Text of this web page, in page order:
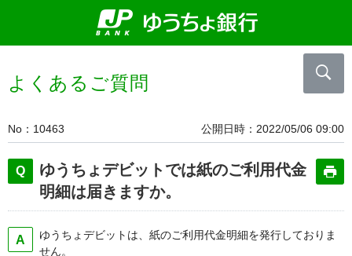
よくあるご質問
No 10463 公開日時 2022/05/06 09:00
ゆうちょデビットでは紙のご利用代金
明細は届きますか。
ゆうちょデビットは、紙のご利用代金明細を発行しておりま
せん。